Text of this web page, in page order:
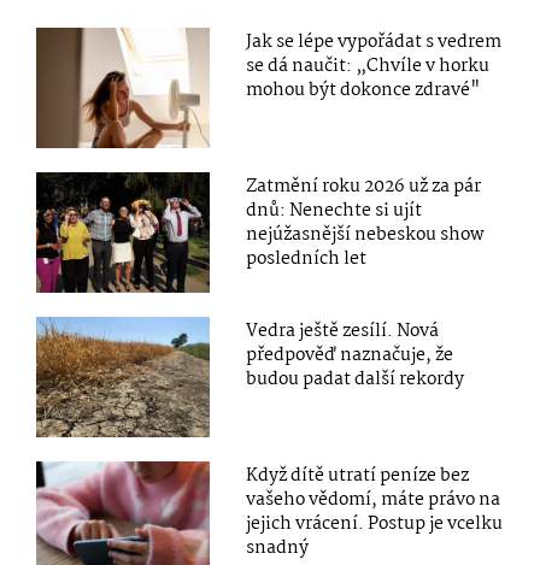
Jak se lépe vypořádat s vedrem
se dá naučit: „Chvíle v horku
mohou být dokonce zdravé"
Zatmění roku 2026 už za pár
dnů: Nenechte si ujít
nejúžasnější nebeskou show
posledních let
Vedra ještě zesílí. Nová
předpověď naznačuje, že
budou padat další rekordy
Když dítě utratí peníze bez
vašeho vědomí, máte právo na
jejich vrácení. Postup je vcelku
snadný